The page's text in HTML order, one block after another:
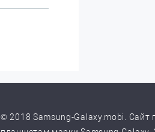
© 2018 Samsung-Galaxy.mobi.